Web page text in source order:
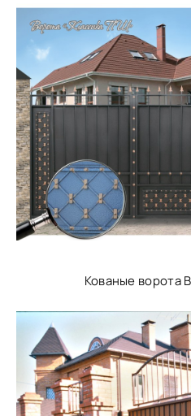
Кованые ворота